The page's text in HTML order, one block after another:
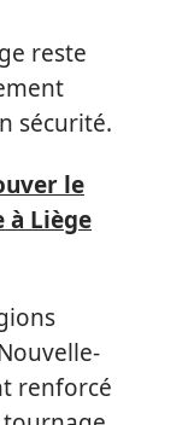
reste
sécurité.
le
à Liège
renforcé